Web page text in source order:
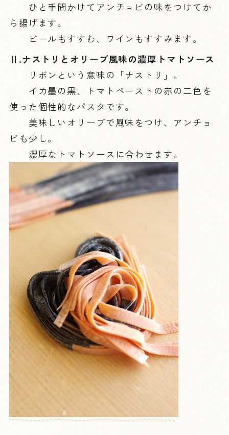
ひと手間かけてアンチョビの味をつけてか
ら揚げます。
ビールもすすむ、ワインもすすみます。
Ⅱ.ナストリとオリーブ風味の濃厚トマトソース
リボンという意味の「ナストリ」。
イカ墨の黒、トマトペーストの赤の二色を
使った個性的なパスタです。
美味しいオリーブで風味をつけ、アンチョ
ビも少し。
濃厚なトマトソースに合わせます。